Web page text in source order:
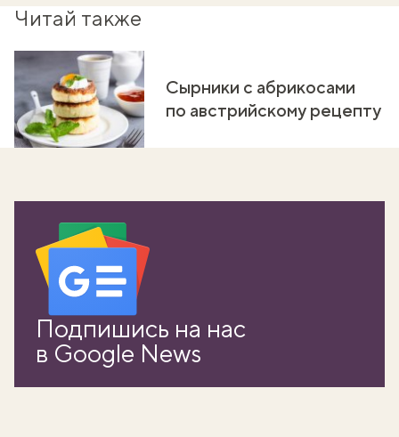
Читай также
Сырники с абрикосами
по австрийскому рецепту
Подпишись на нас
в Google News